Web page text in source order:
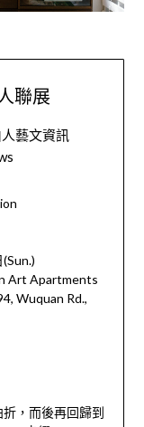
聯展
藝文資訊
Art Apartments
Wuquan Rd.,
折，而後再回歸到